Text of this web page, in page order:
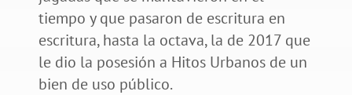
tiempo y que pasaron de escritura en
escritura, hasta la octava, la de 2017 que
le dio la posesión a Hitos Urbanos de un
bien de uso público.